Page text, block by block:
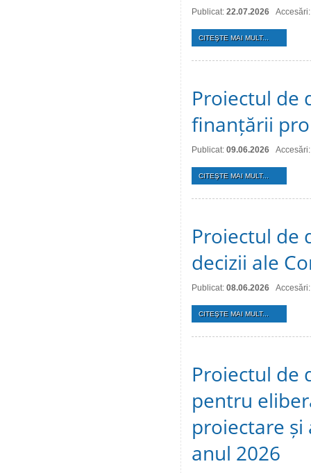
Publicat: 22.07.2026
CITEŞTE MAI MULT...
Proiectul de
finanțării
Publicat: 09.06.2026
CITEŞTE MAI MULT...
Proiectul de
decizii ale
Publicat: 08.06.2026
CITEŞTE MAI MULT...
Proiectul de
pentru
proiectare
anul 2026